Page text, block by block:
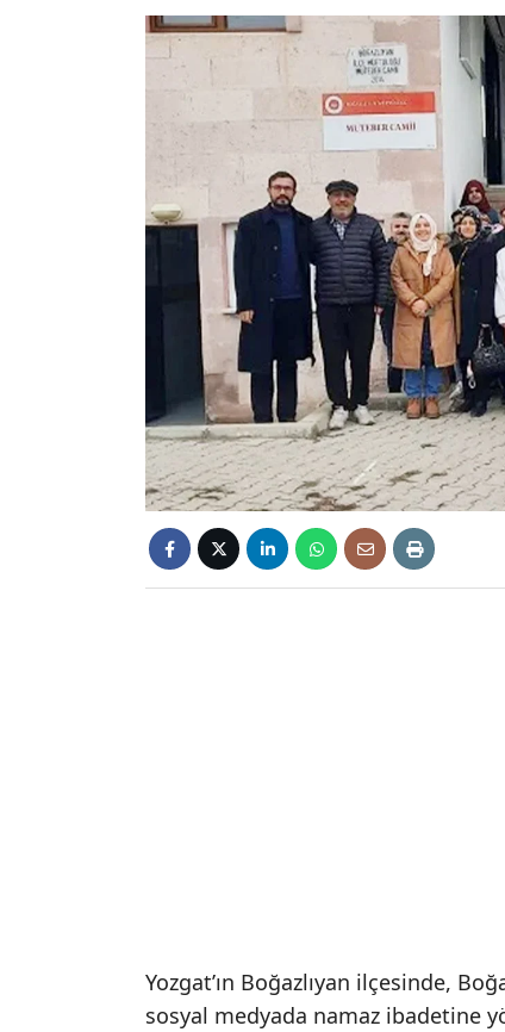
Yozgat’ın Boğazlıyan ilçesinde,
sosyal medyada namaz ibadetine